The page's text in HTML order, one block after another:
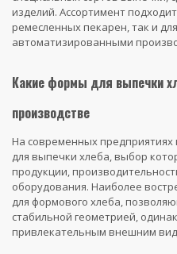
изделий. Ассортимент
ремесленных пекарен, так и
автоматизированными
Какие формы для выпечки
производстве
На современных
для выпечки хлеба, выбор
продукции,
оборудования. Наиболее
для формового хлеба,
стабильной геометрией,
привлекательным внешним